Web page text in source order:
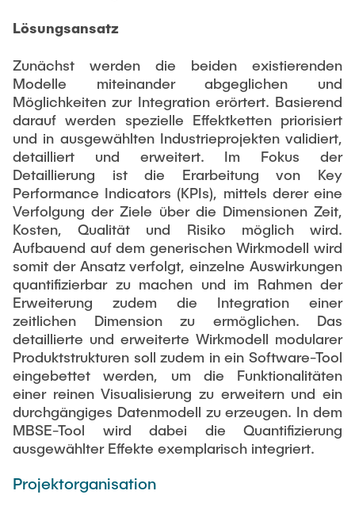
Lösungsansatz
Zunächst werden die beiden existierenden
Modelle miteinander abgeglichen und
Möglichkeiten zur Integration erörtert. Basierend
darauf werden spezielle Effektketten priorisiert
und in ausgewählten Industrieprojekten validiert,
detailliert und erweitert. Im Fokus der
Detaillierung ist die Erarbeitung von Key
Performance Indicators (KPIs), mittels derer eine
Verfolgung der Ziele über die Dimensionen Zeit,
Kosten, Qualität und Risiko möglich wird.
Aufbauend auf dem generischen Wirkmodell wird
somit der Ansatz verfolgt, einzelne Auswirkungen
quantifizierbar zu machen und im Rahmen der
Erweiterung zudem die Integration einer
zeitlichen Dimension zu ermöglichen. Das
detaillierte und erweiterte Wirkmodell modularer
Produktstrukturen soll zudem in ein Software-Tool
eingebettet werden, um die Funktionalitäten
einer reinen Visualisierung zu erweitern und ein
durchgängiges Datenmodell zu erzeugen. In dem
MBSE-Tool wird dabei die Quantifizierung
ausgewählter Effekte exemplarisch integriert.
Projektorganisation